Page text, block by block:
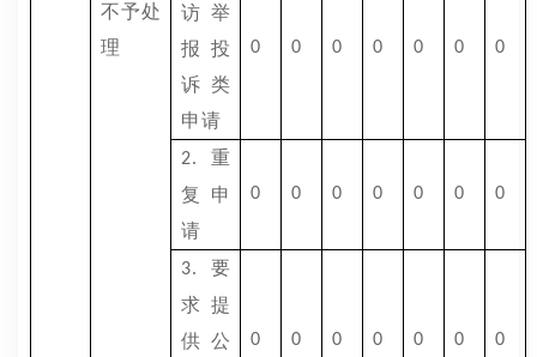
不予处
理
访举
报投
诉类
申请
0 0 0 0 0 0 0
2. 重
复申
请
0 0 0 0 0 0 0
3. 要
求提
供公
0 0 0 0 0 0 0